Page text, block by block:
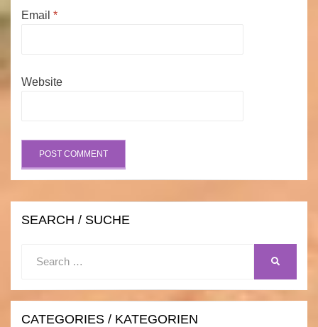
Email *
Website
SEARCH / SUCHE
CATEGORIES / KATEGORIEN